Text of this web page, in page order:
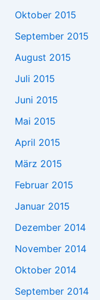
Oktober 2015
September 2015
August 2015
Juli 2015
Juni 2015
Mai 2015
April 2015
März 2015
Februar 2015
Januar 2015
Dezember 2014
November 2014
Oktober 2014
September 2014